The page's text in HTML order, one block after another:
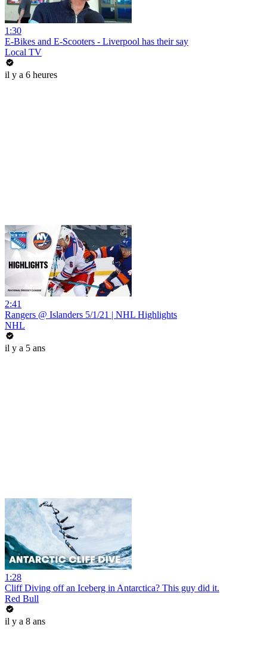
1:30
E-Bikes and E-Scooters - Liverpool has their say
Local TV
il y a 6 heures
2:41
Rangers @ Islanders 5/1/21 | NHL Highlights
NHL
il y a 5 ans
1:28
Cliff Diving off an Iceberg in Antarctica? This guy did it.
Red Bull
il y a 8 ans